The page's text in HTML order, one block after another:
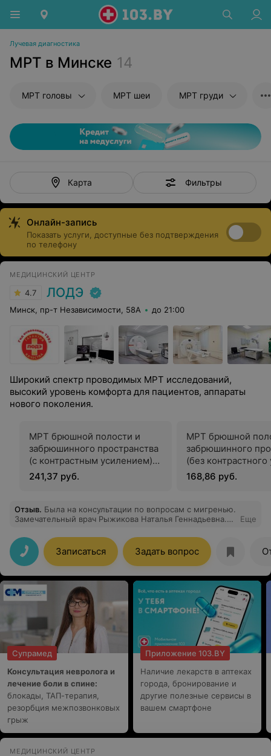
Лучевая диагностика
МРТ в Минске 14
МРТ головы МРТ шеи МРТ груди
Карта Фильтры
Онлайн-запись
Показать услуги, доступные без подтверждения
по телефону
МЕДИЦИНСКИЙ ЦЕНТР
4.7 ЛОДЭ
Минск, пр-т Независимости, 58А до 21:00
Широкий спектр проводимых МРТ исследований,
высокий уровень комфорта для пациентов, аппараты
нового поколения.
МРТ брюшной полости и
забрюшинного пространства
(с контрастным усилением)
1.5 тесла
241,37 руб.
МРТ брюшной
забрюшинного
(без
1.5 тесла
168,86 руб.
Отзыв. Была на консультации по вопросам с мигренью.
Замечательный врач Рыжикова Наталья Геннадьевна.
моих МРТ где и что. Рассказала что делать, что
наблюдать. Вообще очень внимательный и отзывчивый
врач! Рекомендую. Без навязывания лишнего и
нравоучений! Не ощущаешь себя на лекции или будто
тебя отчитывают))))
Еще
Записаться Задать вопрос
Супрамед
Консультация невролога и
лечение боли в спине:
блокады, ТАП-терапия,
резорбция межпозвонковых
грыж
Приложение 103.BY
Наличие лекарств в аптеках
города, бронирование и
другие полезные сервисы в
вашем смартфоне
МЕДИЦИНСКИЙ ЦЕНТР